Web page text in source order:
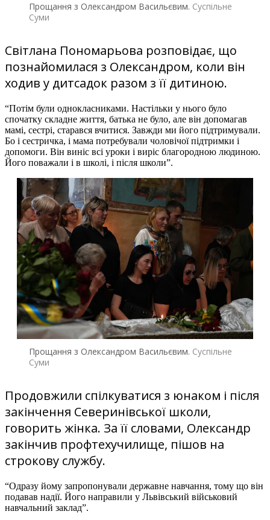
Прощання з Олександром Васильєвим. Суспільне
Суми
Світлана Пономарьова розповідає, що
познайомилася з Олександром, коли він
ходив у дитсадок разом з її дитиною.
“Потім були однокласниками. Настільки у нього було
спочатку складне життя, батька не було, але він допомагав
мамі, сестрі, старався вчитися. Завжди ми його підтримували.
Бо і сестричка, і мама потребували чоловічої підтримки і
допомоги. Він виніс всі уроки і виріс благородною людиною.
Його поважали і в школі, і після школи”.
Прощання з Олександром Васильєвим. Суспільне
Суми
Продовжили спілкуватися з юнаком і після
закінчення Северинівської школи,
говорить жінка. За її словами, Олександр
закінчив профтехучилище, пішов на
строкову службу.
“Одразу йому запропонували державне навчання, тому що він
подавав надії. Його направили у Львівський військовий
навчальний заклад”.